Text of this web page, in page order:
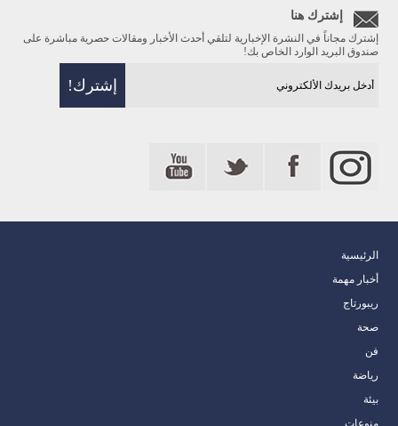
إشترك هنا
إشترك مجاناً في النشرة الإخبارية لتلقي أحدث الأخبار ومقالات حصرية مباشرة على
صندوق البريد الوارد الخاص بك!
الرئيسية
أخبار مهمة
ريبورتاج
صحة
فن
رياضة
بيئة